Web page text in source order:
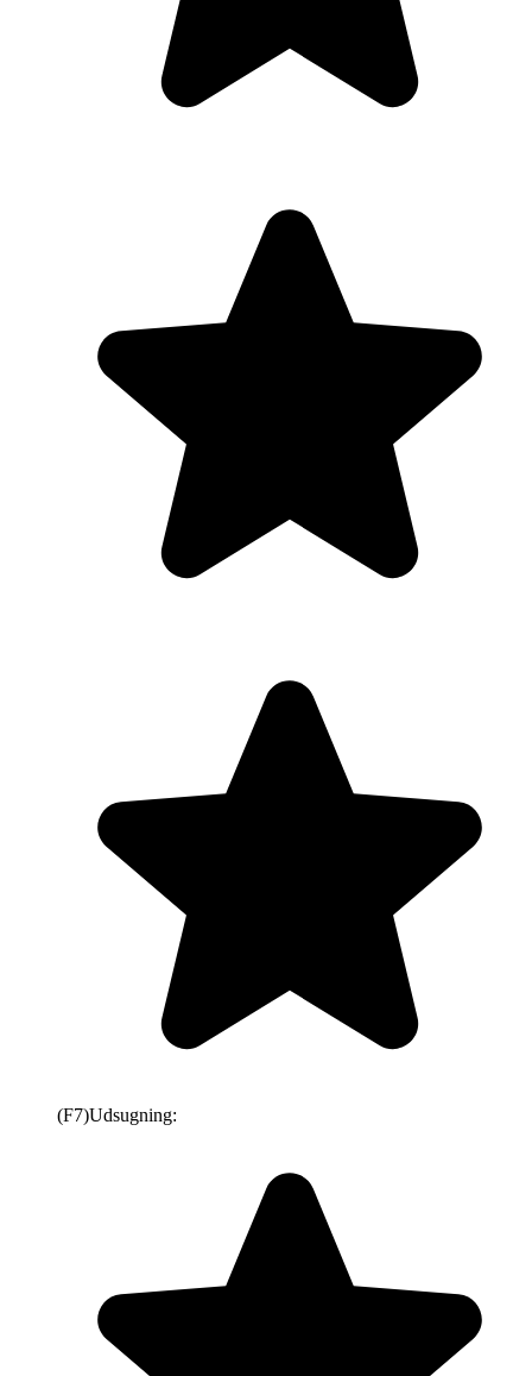
(F7)Udsugning: